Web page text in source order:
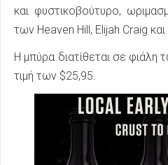
και φυστικοβούτυρο,
των Heaven Hill, Elijah Craig
Η μπύρα διατίθεται σε φιάλη
τιμή των $25,95.